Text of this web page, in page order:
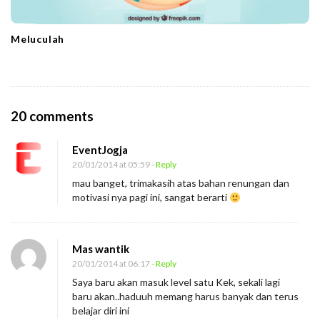
Meluculah
20 comments
D
r
a
t
S
p
EventJogja
20/01/2014 at 05:59- Reply
mau banget, trimakasih atas bahan renungan dan
motivasi nya pagi ini, sangat berarti
Mas wantik
20/01/2014 at 06:17- Reply
Saya baru akan masuk level satu Kek, sekali lagi
baru akan..haduuh memang harus banyak dan terus
belajar diri ini